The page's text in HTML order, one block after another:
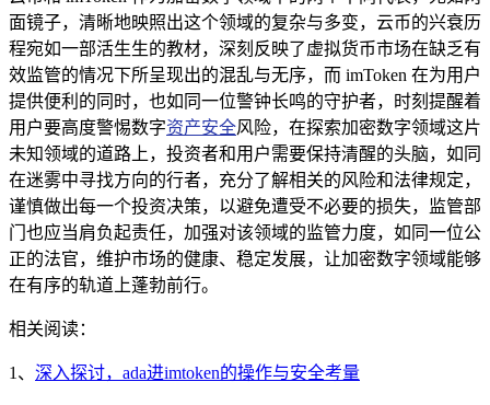
面镜子，清晰地映照出这个领域的复杂与多变，云币的兴衰历
程宛如一部活生生的教材，深刻反映了虚拟货币市场在缺乏有
效监管的情况下所呈现出的混乱与无序，而 imToken 在为用户
提供便利的同时，也如同一位警钟长鸣的守护者，时刻提醒着
用户要高度警惕数字资产安全风险，在探索加密数字领域这片
未知领域的道路上，投资者和用户需要保持清醒的头脑，如同
在迷雾中寻找方向的行者，充分了解相关的风险和法律规定，
谨慎做出每一个投资决策，以避免遭受不必要的损失，监管部
门也应当肩负起责任，加强对该领域的监管力度，如同一位公
正的法官，维护市场的健康、稳定发展，让加密数字领域能够
在有序的轨道上蓬勃前行。
相关阅读：
1、 深入探讨，ada进imtoken的操作与安全考量